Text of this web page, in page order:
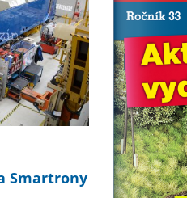
Smartrony